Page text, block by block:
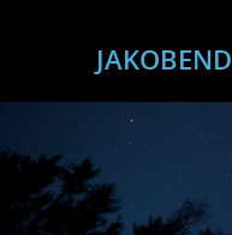
JAKOBEND